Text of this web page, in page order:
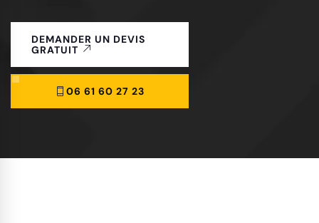
DEMANDER UN DEVIS
GRATUIT
06 61 60 27 23